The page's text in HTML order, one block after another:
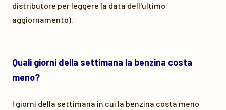
distributore per leggere la data dell'ultimo
aggiornamento).
Quali giorni della settimana la benzina costa
meno?
I giorni della settimana in cui la benzina costa meno